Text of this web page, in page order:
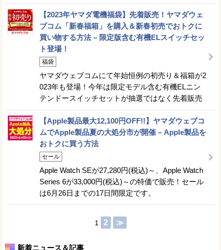
【2023年ヤマダ電機福袋】先着販売！ヤマダウェ
ブコム「新春福箱」を購入＆新春初売でおトクに
買い物する方法 – 限定版含む有機ELスイッチセッ
ト登場！
福袋
ヤマダウェブコムにて年始恒例の初売り＆福箱が2
023年も登場！今年は限定モデル含む有機ELニン
テンドースイッチセットが抽選ではなく先着販売
【Apple製品最大12,100円OFF!!】ヤマダウェブコ
ムでApple製品夏の大処分市が開催 – Apple製品を
おトクに買う方法
セール
Apple Watch SEが27,280円(税込)～、Apple Watch
Series 6が33,000円(税込)～の特価で販売！セール
は6月26日までの17日間限定です。
1 2 ≫
新着ニュース＆記事